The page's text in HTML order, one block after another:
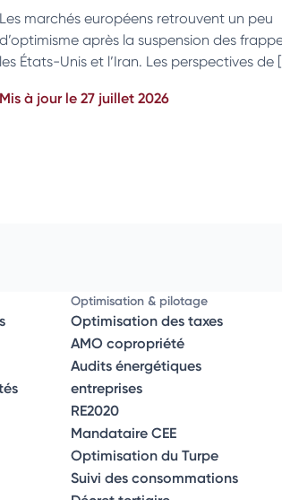
marchés européens retrouvent un peu
après la suspension des
États-Unis et l’Iran. Les perspectives de
à jour le 27 juillet 2026
Optimisation & pilotage
Optimisation des taxes
AMO copropriété
Audits énergétiques
entreprises
RE2020
Mandataire CEE
Optimisation du Turpe
Suivi des consommations